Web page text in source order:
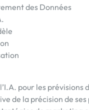
des Données
pour les
de la précision de